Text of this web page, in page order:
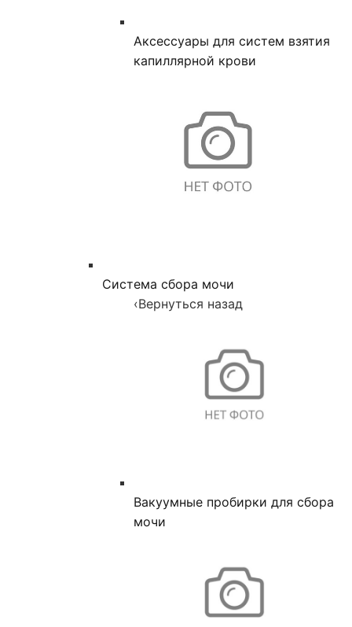
Аксессуары для систем взятия
капиллярной крови
Система сбора мочи
‹Вернуться назад
Вакуумные пробирки для сбора
мочи